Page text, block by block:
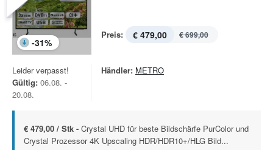
-31%
Preis: € 479,00 € 699,00
Leider verpasst!
Gültig: 06.08. -
20.08.
Händler: METRO
€ 479,00 / Stk - Crystal UHD für beste Bildschärfe PurColor und
Crystal Prozessor 4K Upscaling HDR/HDR10+/HLG Bild...